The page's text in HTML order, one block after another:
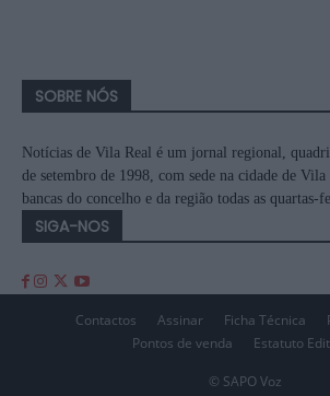
SOBRE NÓS
Notícias de Vila Real é um jornal regional,
de setembro de 1998, com sede na cidade de
bancas do concelho e da região todas as quartas-
SIGA-NOS
Contactos Assinar Ficha Técnica
Pontos de venda
Estatuto
© SAPO Voz